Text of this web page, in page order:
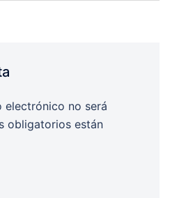
electrónico no será
obligatorios están